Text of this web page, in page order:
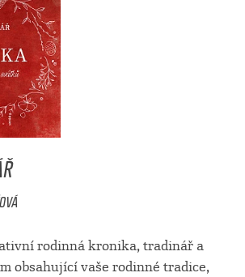
rodinná kronika, tradinář a
obsahující vaše rodinné tradice,